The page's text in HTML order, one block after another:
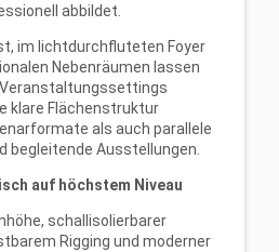
abbildet.
im lichtdurchfluteten Foyer
Nebenräumen lassen
klare Flächenstruktur
als auch parallele
begleitende Ausstellungen.
auf höchstem Niveau
schallisolierbarer
Rigging und moderner